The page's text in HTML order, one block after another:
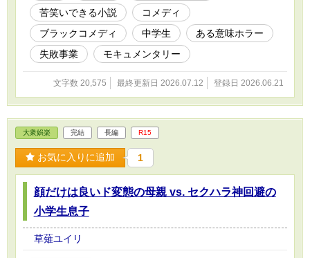
苦笑いできる小説
コメディ
ブラックコメディ
中学生
ある意味ホラー
失敗事業
モキュメンタリー
文字数 20,575 最終更新日 2026.07.12 登録日 2026.06.21
大衆娯楽 完結 長編 R15
お気に入りに追加 1
顔だけは良いド変態の母親 vs. セクハラ神回避の
小学生息子
草薙ユイリ